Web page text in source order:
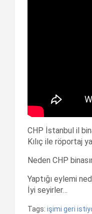
CHP İstanbul il
Kılıç ile röportaj
Neden CHP
Yaptığı eylemi
İyi seyirler…
Tags: işimi geri